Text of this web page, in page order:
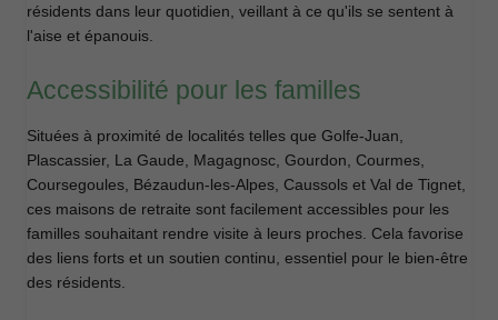
résidents dans leur quotidien, veillant à ce qu'ils se sentent à
l'aise et épanouis.
Accessibilité pour les familles
Situées à proximité de localités telles que Golfe-Juan,
Plascassier, La Gaude, Magagnosc, Gourdon, Courmes,
Coursegoules, Bézaudun-les-Alpes, Caussols et Val de Tignet,
ces maisons de retraite sont facilement accessibles pour les
familles souhaitant rendre visite à leurs proches. Cela favorise
des liens forts et un soutien continu, essentiel pour le bien-être
des résidents.